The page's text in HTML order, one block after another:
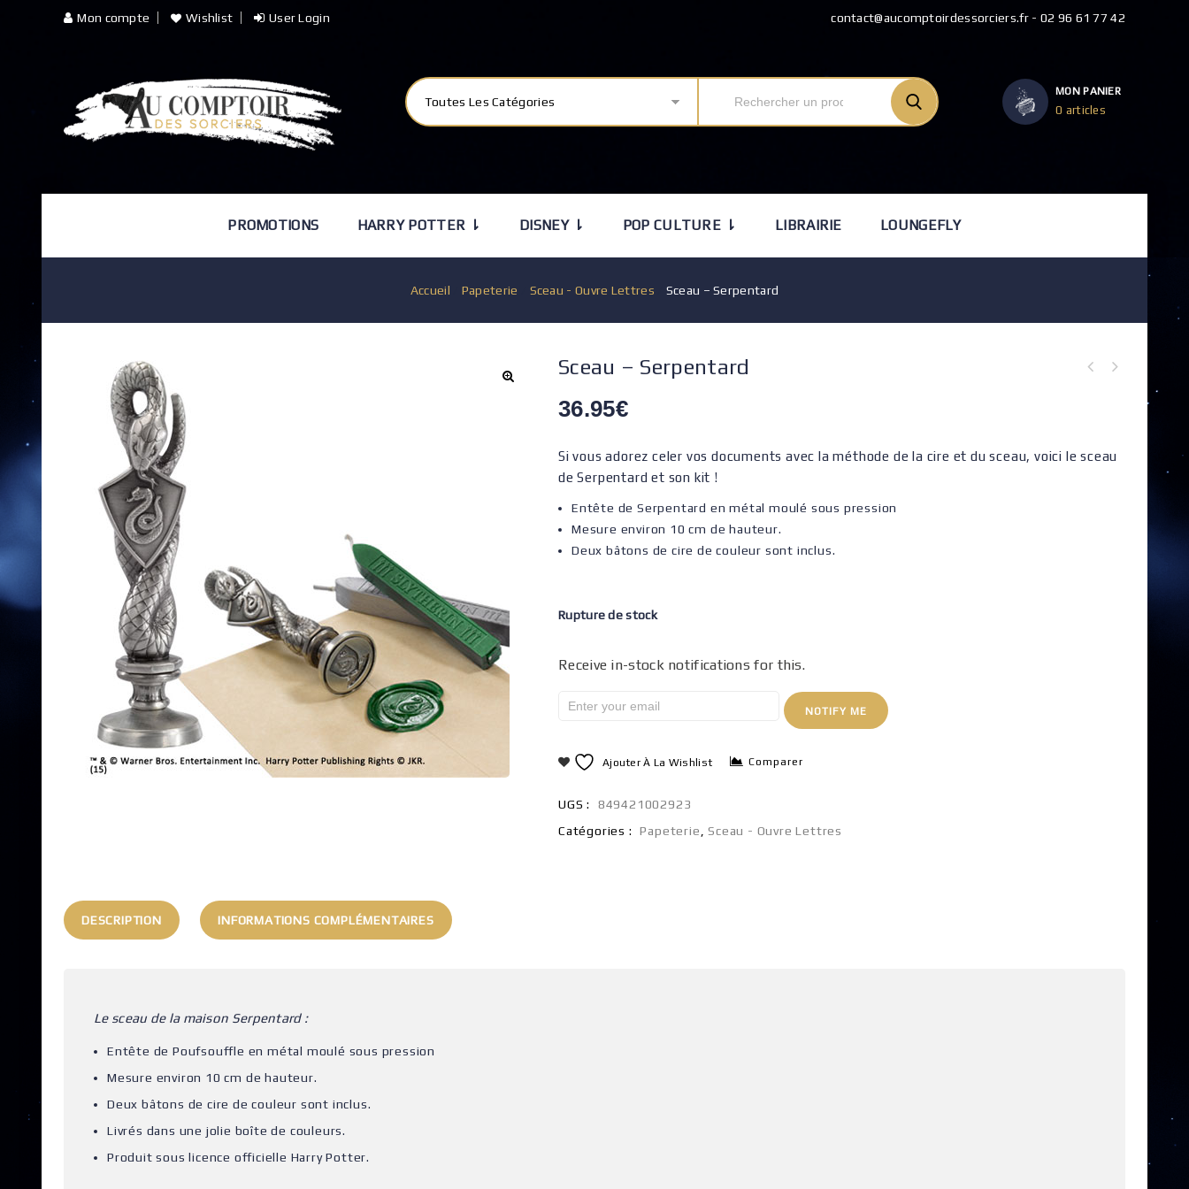
Mon compte Wishlist User Login contact@aucomptoirdessorciers.fr - 02 96 61 77 42
Toutes Les Catégories
MON PANIER
0 articles
PROMOTIONS HARRY POTTER ⇂ DISNEY ⇂ POP CULTURE ⇂ LIBRAIRIE LOUNGEFLY
Accueil Papeterie Sceau - Ouvre Lettres Sceau – Serpentard
Sceau – Serpentard
36.95€
Si vous adorez celer vos documents avec la méthode de la cire et du sceau, voici le sceau
de Serpentard et son kit !
Entête de Serpentard en métal moulé sous pression
Mesure environ 10 cm de hauteur.
Deux bâtons de cire de couleur sont inclus.
Rupture de stock
Receive in-stock notifications for this.
NOTIFY ME
Ajouter À La Wishlist Comparer
UGS :
849421002923
Catégories :
Papeterie ,Sceau - Ouvre Lettres
DESCRIPTION INFORMATIONS COMPLÉMENTAIRES
Le sceau de la maison Serpentard :
Entête de Poufsouffle en métal moulé sous pression
Mesure environ 10 cm de hauteur.
Deux bâtons de cire de couleur sont inclus.
Livrés dans une jolie boîte de couleurs.
Produit sous licence officielle Harry Potter.